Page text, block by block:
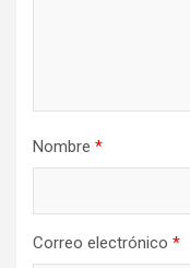
Nombre *
Correo electrónico *